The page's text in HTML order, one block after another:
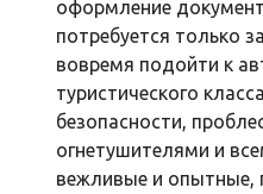
оформление
потребуется только
вовремя подойти к
туристического
безопасности,
огнетушителями и
вежливые и опытные,